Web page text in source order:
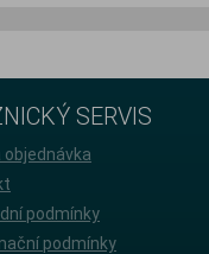
SERVIS
objednávka
podmínky
podmínky